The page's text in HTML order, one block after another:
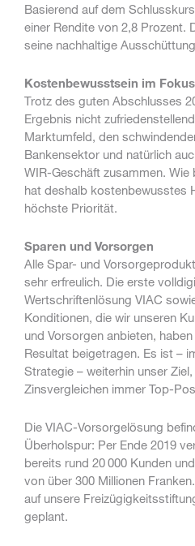
Basierend auf dem
einer Rendite von 2,8 Prozent.
seine nachhaltige
Kostenbewusstsein im Fokus
Trotz des guten Abschlusses
Ergebnis nicht
Marktumfeld, den
Bankensektor und natürlich
WIR-Geschäft zusammen. Wie
hat deshalb kostenbewusstes
höchste Priorität.
Sparen und Vorsorgen
Alle Spar- und
sehr erfreulich. Die erste
Wertschriftenlösung VIAC
Konditionen, die wir unseren
und Vorsorgen anbieten,
Resultat beigetragen. Es ist –
Strategie – weiterhin unser
Zinsvergleichen immer Top-
Die VIAC-Vorsorgelösung
Überholspur: Per Ende 2019
bereits rund 20 000 Kunden
von über 300 Millionen
auf unsere
geplant.